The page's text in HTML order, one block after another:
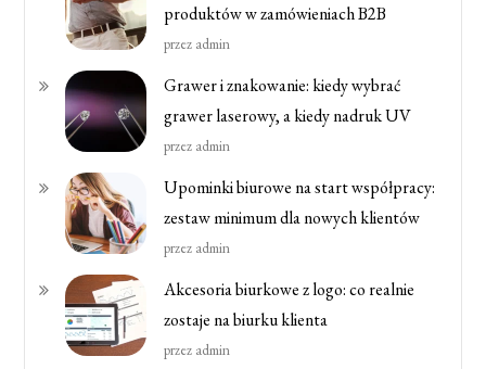
produktów w zamówieniach B2B
przez admin
Grawer i znakowanie: kiedy wybrać
grawer laserowy, a kiedy nadruk UV
przez admin
Upominki biurowe na start współpracy:
zestaw minimum dla nowych klientów
przez admin
Akcesoria biurkowe z logo: co realnie
zostaje na biurku klienta
przez admin